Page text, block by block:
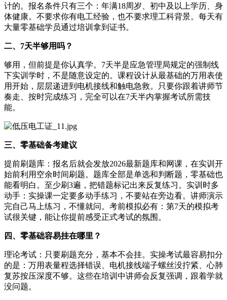
计的。报名条件只有三个：年满18周岁、初中及以上学历、身
体健康。不要求你有电工经验，也不要求理工科背景。每天有
大量零基础学员通过培训拿到证书。
二、7天半够用吗？
够用，但前提是你认真学。7天半是应急管理局规定的强制线
下实训学时，不是随意设定的。课程设计从最基础的万用表使
用开始，层层递进到电机接线和触电急救。只要你跟着讲师节
奏走、按时完成练习，完全可以在7天半内掌握考试所需技
能。
三、零基础备考建议
提前刷题库：报名后就会发放2026最新题库和网课，在实训开
始前利用空余时间刷题。题库全部是单选和判断题，零基础也
能看明白。至少刷3遍，把错题标记出来反复练习。实训时多
动手：实操课一定要多动手练习，不要站在旁边看。讲师演示
完自己马上练习，不懂就问。考前模拟必有：第7天的模拟考
试很关键，能让你提前感受正式考试的氛围。
四、零基础容易挂在哪里？
理论考试：只要刷题充分，基本不会挂。实操考试最容易扣分
的是：万用表量程选择错误、电机接线端子螺丝没拧紧、心肺
复苏按压深度不够。这些在培训中讲师会反复强调，跟着学就
没问题。